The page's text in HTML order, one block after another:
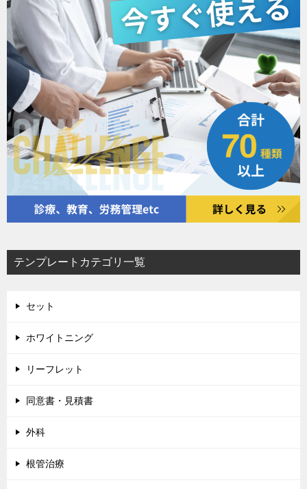
テンプレートカテゴリ一覧
セット
ホワイトニング
リーフレット
同意書・見積書
外科
根管治療